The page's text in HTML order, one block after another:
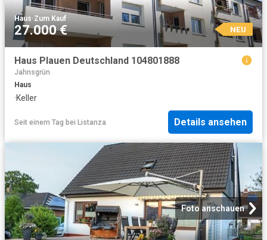
Haus·Zum Kauf
27.000 € NEU
Haus Plauen Deutschland 104801888
Jahnsgrün
Haus
·Keller
Seit einem Tag bei Listanza Details ansehen
Foto anschauen